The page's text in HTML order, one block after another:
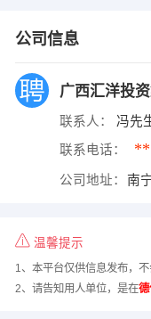
公司信息
广西汇洋投
联系人： 冯先
联系电话：
公司地址： 南
温馨提示
1、本平台仅供信息发布，
2、请告知用人单位，是在德